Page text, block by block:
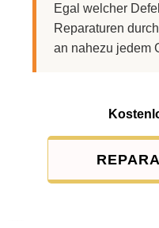
Egal welcher
Reparaturen
an nahezu jedem